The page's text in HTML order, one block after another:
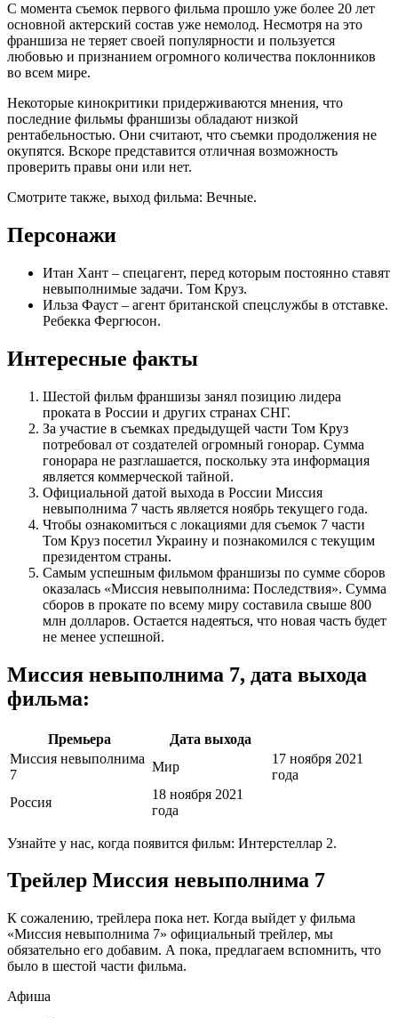
С момента съемок первого фильма прошло уже более 20 лет
основной актерский состав уже немолод. Несмотря на это
франшиза не теряет своей популярности и пользуется
любовью и признанием огромного количества поклонников
во всем мире.
Некоторые кинокритики придерживаются мнения, что
последние фильмы франшизы обладают низкой
рентабельностью. Они считают, что съемки продолжения не
окупятся. Вскоре представится отличная возможность
проверить правы они или нет.
Смотрите также, выход фильма: Вечные.
Персонажи
Итан Хант – спецагент, перед которым постоянно ставят
невыполнимые задачи. Том Круз.
Ильза Фауст – агент британской спецслужбы в отставке.
Ребекка Фергюсон.
Интересные факты
Шестой фильм франшизы занял позицию лидера
проката в России и других странах СНГ.
За участие в съемках предыдущей части Том Круз
потребовал от создателей огромный гонорар. Сумма
гонорара не разглашается, поскольку эта информация
является коммерческой тайной.
Официальной датой выхода в России Миссия
невыполнима 7 часть является ноябрь текущего года.
Чтобы ознакомиться с локациями для съемок 7 части
Том Круз посетил Украину и познакомился с текущим
президентом страны.
Самым успешным фильмом франшизы по сумме сборов
оказалась «Миссия невыполнима: Последствия». Сумма
сборов в прокате по всему миру составила свыше 800
млн долларов. Остается надеяться, что новая часть будет
не менее успешной.
Миссия невыполнима 7, дата выхода
фильма:
Премьера
Дата выхода
Миссия невыполнима
7
Мир
17 ноября 2021
года
Россия
18 ноября 2021
года
Узнайте у нас, когда появится фильм: Интерстеллар 2.
Трейлер Миссия невыполнима 7
К сожалению, трейлера пока нет. Когда выйдет у фильма
«Миссия невыполнима 7» официальный трейлер, мы
обязательно его добавим. А пока, предлагаем вспомнить, что
было в шестой части фильма.
Афиша